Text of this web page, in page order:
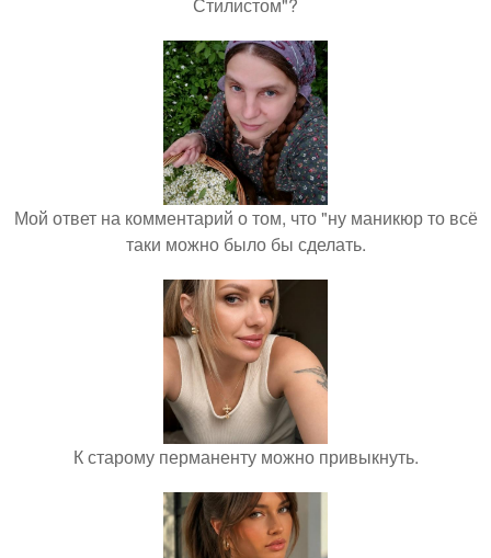
Мой ответ на комментарий о том, что "ну маникюр то всё
таки можно было бы сделать.
К старому перманенту можно привыкнуть.